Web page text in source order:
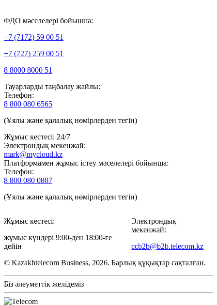
ФДО мәселелері бойынша:
+7 (7172) 59 00 51
+7 (727) 259 00 51
8 8000 8000 51
Тауарларды таңбалау жайлы:
Телефон:
8 800 080 6565
(Ұялы және қалалық нөмірлерден тегін)
Жұмыс кестесі: 24/7
Электрондық мекенжай:
mark@mycloud.kz
Платформамен жұмыс істеу мәселелері бойынша:
Телефон:
8 800 080 0807
(Ұялы және қалалық нөмірлерден тегін)
Жұмыс кестесі:
жұмыс күндері 9:00-ден 18:00-ге
дейін
Электрондық
мекенжай:
ccb2b@b2b.telecom.kz
© Kazakhtelecom Business, 2026. Барлық құқықтар сақталған.
Біз әлеуметтік желідеміз